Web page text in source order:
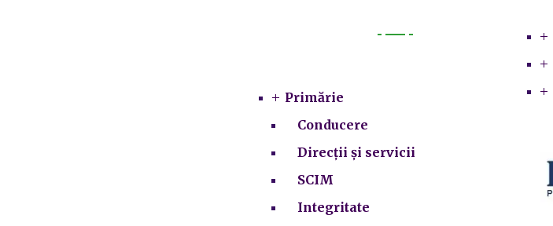
Primărie
Conducere
Direcții și servicii
SCIM
Integritate